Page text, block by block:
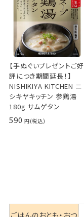
【手ぬぐいプレゼントご好
評につき期間延長！】
NISHIKIYA KITCHEN ニ
シキヤキッチン 参鶏湯
180g サムゲタン
590